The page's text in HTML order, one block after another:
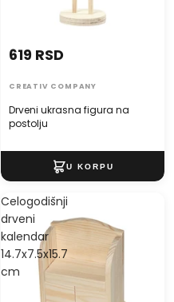
Drveni ukrasna figura na
postolju
619 RSD
CREATIV COMPANY
Celogodišnji
drveni
kalendar
14.7x7.5x15.7
cm